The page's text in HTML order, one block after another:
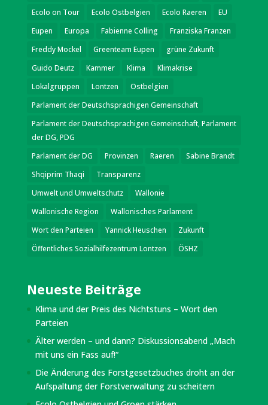
Ecolo on Tour
Ecolo Ostbelgien Ecolo Raeren
EU
Eupen
Europa Fabienne Colling
Franziska Franzen
Freddy Mockel
Greenteam Eupen
grüne Zukunft
Guido Deutz
Kammer Klima
Klimakrise
Lokalgruppen
Lontzen
Ostbelgien
Parlament der Deutschsprachigen Gemeinschaft
Parlament der Deutschsprachigen Gemeinschaft, Parlament
der DG, PDG
Parlament der DG
Provinzen Raeren
Sabine Brandt
Shqiprim Thaqi
Transparenz
Umwelt und Umweltschutz
Wallonie
Wallonische Region
Wallonisches Parlament
Wort den Parteien
Yannick Heuschen
Zukunft
Öffentliches Sozialhilfezentrum Lontzen
ÖSHZ
Neueste Beiträge
Klima und der Preis des Nichtstuns – Wort den
Parteien
Älter werden – und dann? Diskussionsabend „Mach
mit uns ein Fass auf!“
Die Änderung des Forstgesetzbuches droht an der
Aufspaltung der Forstverwaltung zu scheitern